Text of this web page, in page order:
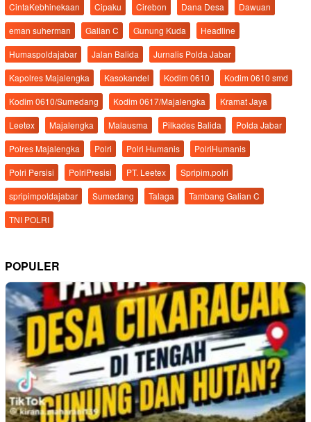
CintaKebhinekaan
Cipaku Cirebon Dana Desa
Dawuan
eman suherman
Galian C Gunung Kuda
Headline
Humaspoldajabar
Jalan Balida
Jurnalis Polda Jabar
Kapolres Majalengka
Kasokandel Kodim 0610
Kodim 0610 smd
Kodim 0610/Sumedang
Kodim 0617/Majalengka
Kramat Jaya
Leetex
Majalengka Malausma Pilkades Balida
Polda Jabar
Polres Majalengka
Polri Polri Humanis
PolriHumanis
Polri Persisi
PolriPresisi PT. Leetex
Spripim.polri
spripimpoldajabar
Sumedang Talaga
Tambang Galian C
TNI POLRI
POPULER